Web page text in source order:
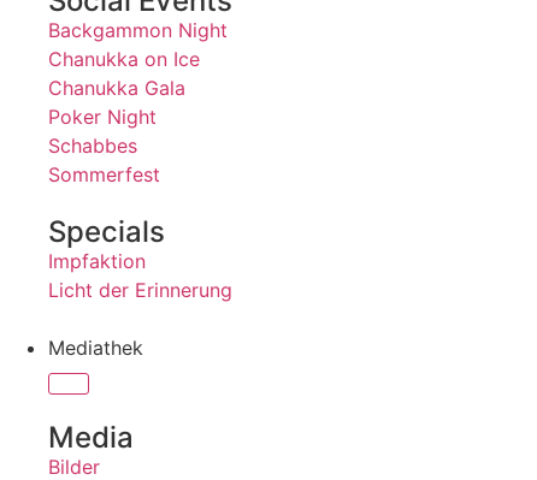
Backgammon Night
Chanukka on Ice
Chanukka Gala
Poker Night
Schabbes
Sommerfest
Specials
Impfaktion
Licht der Erinnerung
Mediathek
Media
Bilder